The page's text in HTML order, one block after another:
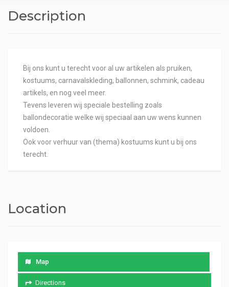
Description
Bij ons kunt u terecht voor al uw artikelen als pruiken,
kostuums, carnavalskleding, ballonnen, schmink, cadeau
artikels, en nog veel meer.
Tevens leveren wij speciale bestelling zoals
ballondecoratie welke wij speciaal aan uw wens kunnen
voldoen.
Ook voor verhuur van (thema) kostuums kunt u bij ons
terecht.
Location
Map
Directions